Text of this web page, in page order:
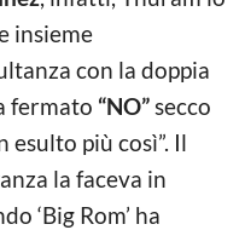
insieme
con la doppia
fermato “NO”secco
esulto più così”. Il
la faceva in
‘Big Rom’ ha